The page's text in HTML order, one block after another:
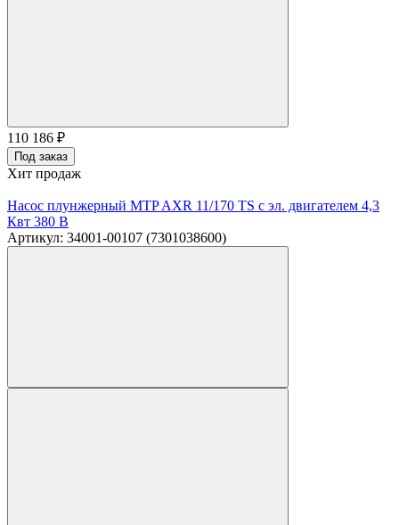
110 186 ₽
Под заказ
Хит продаж
Насос плунжерный MTP AXR 11/170 TS с эл. двигателем 4,3
Квт 380 В
Артикул: 34001-00107 (7301038600)